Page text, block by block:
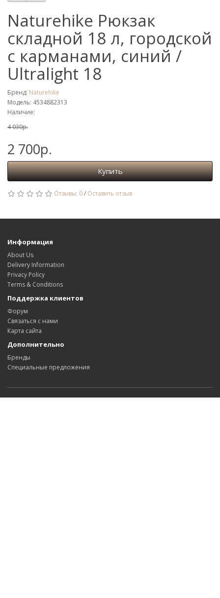
Naturehike Рюкзак
складной 18 л, городской
с карманами, синий /
Ultralight 18
Бренд: Naturehike
Модель: 4534882313
Наличие:
4 030р.
2 700р.
Купить
Отзывы: 0/ Оставить отзыв
Информация
About Us
Delivery Information
Privacy Policy
Terms & Conditions
Поддержка клиентов
Форум
Связаться с нами
Карта сайта
Дополнительно
Бренды
Специальные предложения